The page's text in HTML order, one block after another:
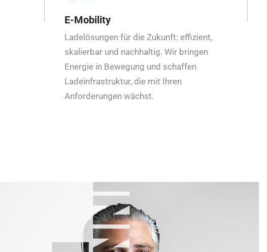
E-Mobility
Ladelösungen für die Zukunft: effizient,
skalierbar und nachhaltig. Wir bringen
Energie in Bewegung und schaffen
Ladeinfrastruktur, die mit Ihren
Anforderungen wächst.